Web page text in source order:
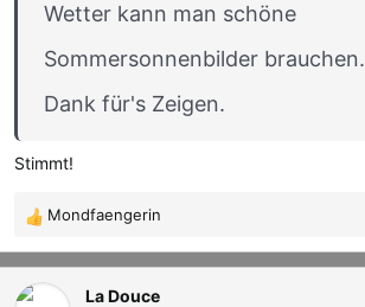
Wetter kann man schöne
Sommersonnenbilder brauchen.
Dank für's Zeigen.
Stimmt!
R
e
a
k
Mondfaengerin
La Douce